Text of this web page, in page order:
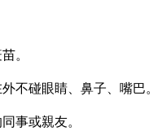
。
不碰眼睛、鼻子、嘴巴。
事或親友。